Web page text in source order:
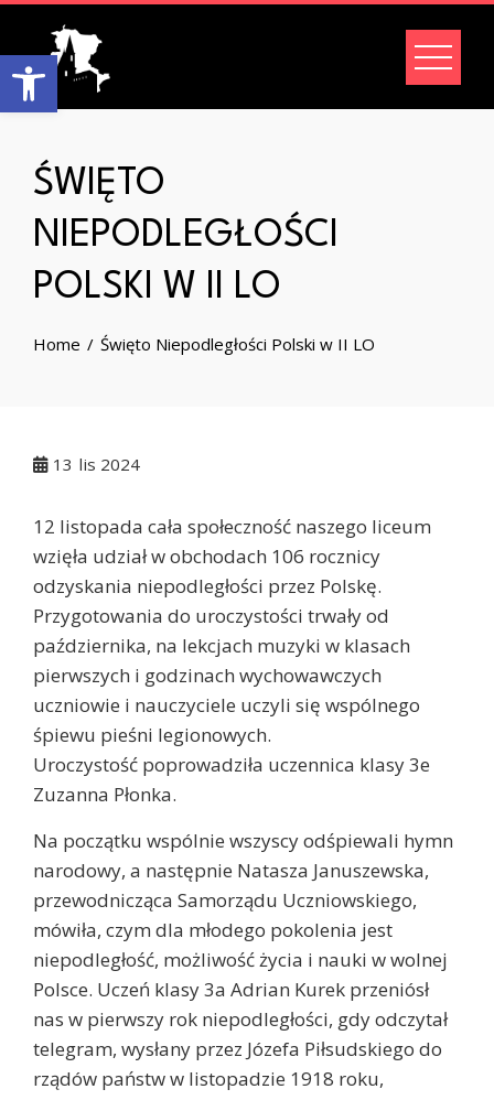
Open toolbar
content
ŚWIĘTO
NIEPODLEGŁOŚCI
POLSKI W II LO
Home Święto Niepodległości Polski w II LO
13 lis 2024
12 listopada cała społeczność naszego liceum
wzięła udział w obchodach 106 rocznicy
odzyskania niepodległości przez Polskę.
Przygotowania do uroczystości trwały od
października, na lekcjach muzyki w klasach
pierwszych i godzinach wychowawczych
uczniowie i nauczyciele uczyli się wspólnego
śpiewu pieśni legionowych.
Uroczystość poprowadziła uczennica klasy 3e
Zuzanna Płonka.
Na początku wspólnie wszyscy odśpiewali hymn
narodowy, a następnie Natasza Januszewska,
przewodnicząca Samorządu Uczniowskiego,
mówiła, czym dla młodego pokolenia jest
niepodległość, możliwość życia i nauki w wolnej
Polsce. Uczeń klasy 3a Adrian Kurek przeniósł
nas w pierwszy rok niepodległości, gdy odczytał
telegram, wysłany przez Józefa Piłsudskiego do
rządów państw w listopadzie 1918 roku,